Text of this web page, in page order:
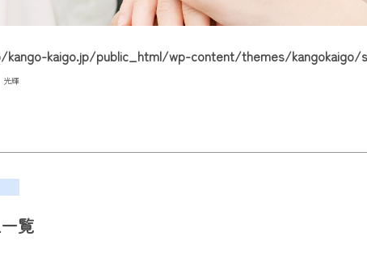
kango-kaigo.jp/public_html/wp-content/themes/kangokaigo/
光輝
覧